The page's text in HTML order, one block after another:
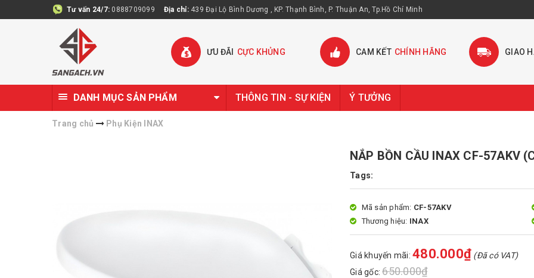
Tư vấn 24/7: 0888709099 Địa chỉ: 439 Đại Lộ Bình Dương , KP. Thạnh Bình, P. Thuận An, Tp.Hồ Chí Minh
ƯU ĐÃI CỰC KHỦNG CAM KẾT CHÍNH HÃNG GIAO
DANH MỤC SẢN PHẨM THÔNG TIN - SỰ KIỆN Ý TƯỞNG
Trang chủ Phụ Kiện INAX
NẮP BỒN CẦU INAX CF-57AKV
Tags:
Mã sản phẩm: CF-57AKV
Thương hiệu: INAX
Giá khuyến mãi: 480.000₫ (Đã có VAT)
Giá gốc:650.000₫